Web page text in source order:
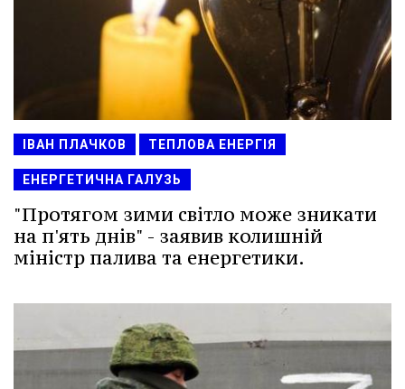
ІВАН ПЛАЧКОВ ТЕПЛОВА ЕНЕРГІЯ
ЕНЕРГЕТИЧНА ГАЛУЗЬ
"Протягом зими світло може зникати
на п'ять днів" - заявив колишній
міністр палива та енергетики.